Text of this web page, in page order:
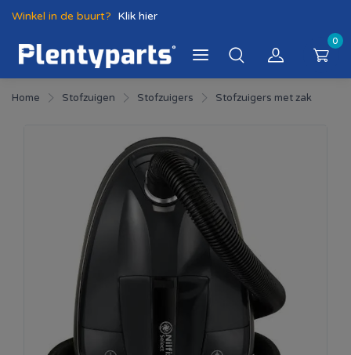
Winkel in de buurt? Klik hier
0
Home Stofzuigen Stofzuigers Stofzuigers met zak